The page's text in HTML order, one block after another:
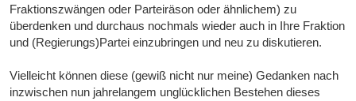
Fraktionszwängen oder Parteiräson oder ähnlichem) zu
überdenken und durchaus nochmals wieder auch in Ihre Fraktion
und (Regierungs)Partei einzubringen und neu zu diskutieren.
Vielleicht können diese (gewiß nicht nur meine) Gedanken nach
inzwischen nun jahrelangem unglücklichen Bestehen dieses